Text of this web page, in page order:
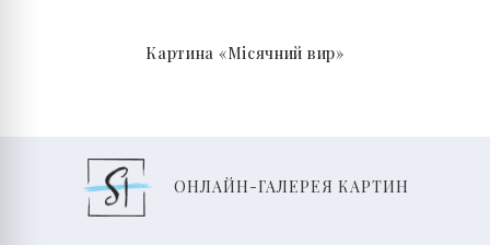
Картина «Місячний вир»
ОНЛАЙН-ГАЛЕРЕЯ КАРТИН